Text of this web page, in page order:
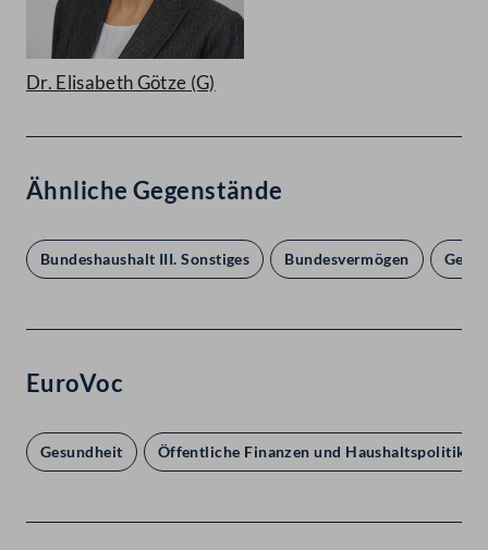
Dr. Elisabeth Götze (G)
Ähnliche Gegenstände
Bundeshaushalt III. Sonstiges Bundesvermögen
EuroVoc
Gesundheit Öffentliche Finanzen und Haushaltspolitik